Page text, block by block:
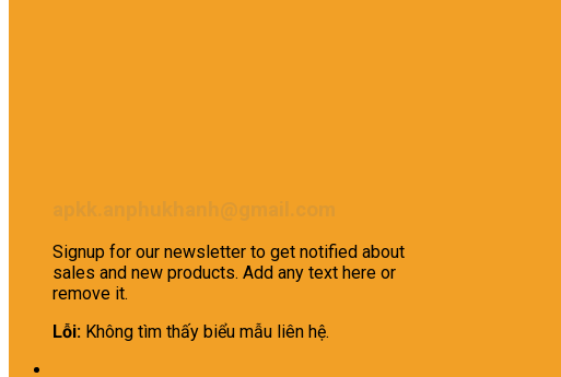
Signup for our newsletter to get notified about
sales and new products. Add any text here or
remove it.
Lỗi: Không tìm thấy biểu mẫu liên hệ.